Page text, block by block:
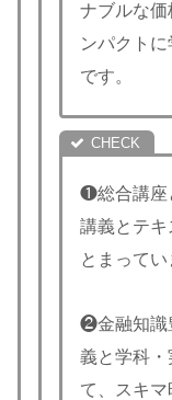
ナブルな価
ンパクト
です。
❶総合講座
講義とテキ
とまってい
❷金融知識
義と学科・
て、スキ